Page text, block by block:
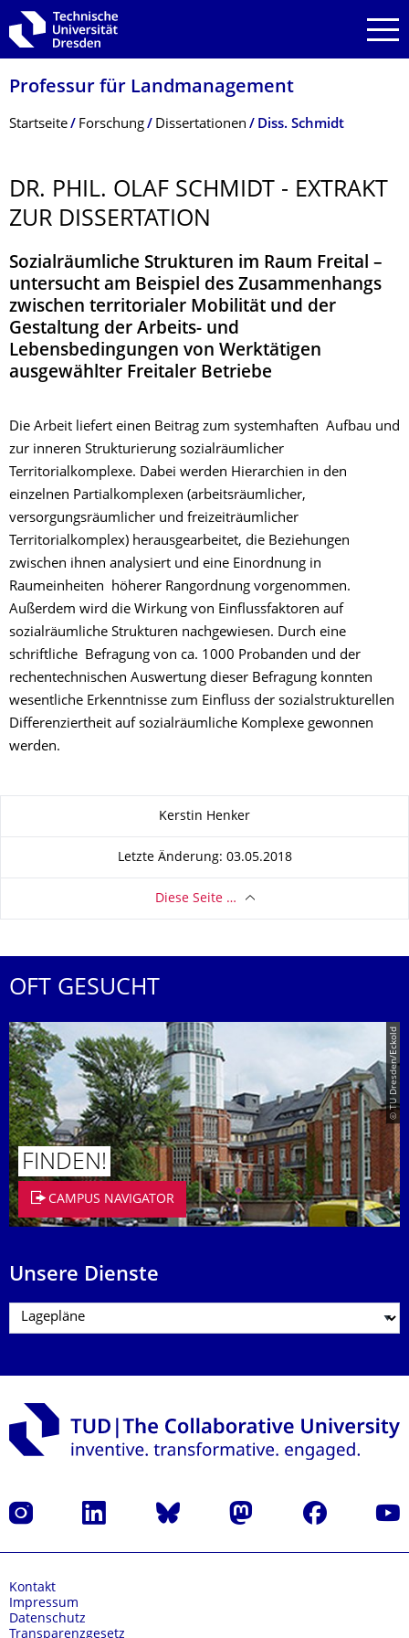
Zur Hauptnavigation springen
Zur Suche springen
Zum Inhalt springen
Professur für Landmanagement
Breadcrumb-Menü
Startseite Forschung Dissertationen Diss. Schmidt
DR. PHIL. OLAF SCHMIDT - EXTRAKT
ZUR DISSERTATION
Sozialräumliche Strukturen im Raum Freital –
untersucht am Beispiel des Zusammenhangs
zwischen territorialer Mobilität und der
Gestaltung der Arbeits- und
Lebensbedingungen von Werktätigen
ausgewählter Freitaler Betriebe
Die Arbeit liefert einen Beitrag zum systemhaften Aufbau und
zur inneren Strukturierung sozialräumlicher
Territorialkomplexe. Dabei werden Hierarchien in den
einzelnen Partialkomplexen (arbeitsräumlicher,
versorgungsräumlicher und freizeiträumlicher
Territorialkomplex) herausgearbeitet, die Beziehungen
zwischen ihnen analysiert und eine Einordnung in
Raumeinheiten höherer Rangordnung vorgenommen.
Außerdem wird die Wirkung von Einflussfaktoren auf
sozialräumliche Strukturen nachgewiesen. Durch eine
schriftliche Befragung von ca. 1000 Probanden und der
rechentechnischen Auswertung dieser Befragung konnten
wesentliche Erkenntnisse zum Einfluss der sozialstrukturellen
Differenziertheit auf sozialräumliche Komplexe gewonnen
werden.
Kerstin Henker
Letzte Änderung: 03.05.2018
Diese Seite …
OFT GESUCHT
© TU Dresden/Eckold
FINDEN!
CAMPUS NAVIGATOR
Unsere Dienste
Instagram LinkedIn Bluesky Mastodon Facebook
Kontakt
Impressum
Datenschutz
Transparenzgesetz